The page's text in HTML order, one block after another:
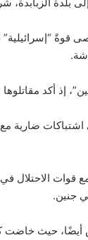
قوةً
إذ أكد
ضارية مع
الاحتلال
جنين.
أيضًا، حيث